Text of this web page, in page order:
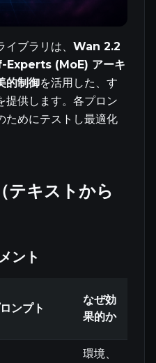
ブラリは、 Wan 2.2
(MoE) アーキ
的制御を活用した、す
提供します。各プロン
ためにテストし最適化
テキストから
ント
ンプト
なぜ効
果的か
環境、